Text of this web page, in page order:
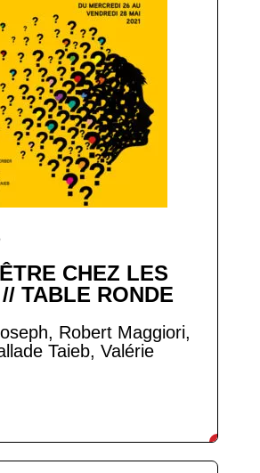
CHEZ LES
TABLE RONDE
Robert Maggiori,
Taieb, Valérie